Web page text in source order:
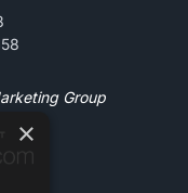
Group
×